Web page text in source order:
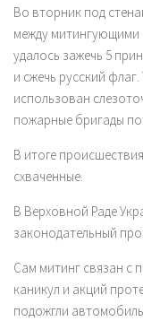
Во вторник под
между митингующими
удалось зажечь 5
и сжечь русский
использован
пожарные бригады
В итоге
схваченные.
В Верховной Раде
законодательный
Сам митинг связан с
каникул и акций
подожгли